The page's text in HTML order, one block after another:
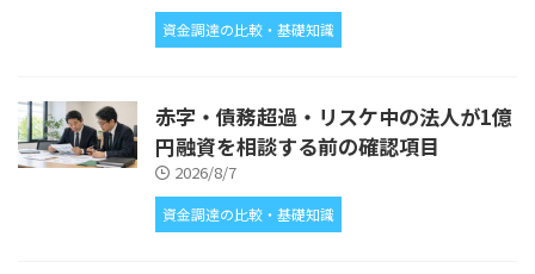
資金調達の比較・基礎知識
赤字・債務超過・リスケ中の法人が1億
円融資を相談する前の確認項目
2026/8/7
資金調達の比較・基礎知識